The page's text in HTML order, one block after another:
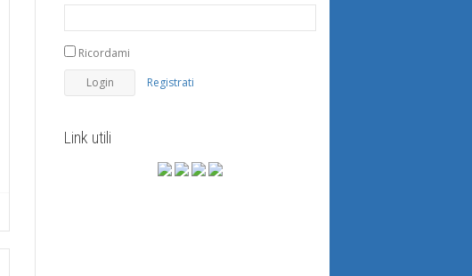
Ricordami
Registrati
Link utili